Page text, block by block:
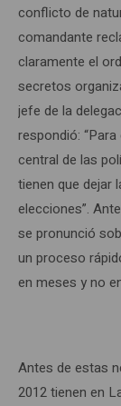
conflicto de
comandante
claramente el
secretos
jefe de la
respondió:
central de las
tienen que dejar
elecciones”.
se pronunció
un proceso
en meses y no
Antes de estas
2012 tienen en